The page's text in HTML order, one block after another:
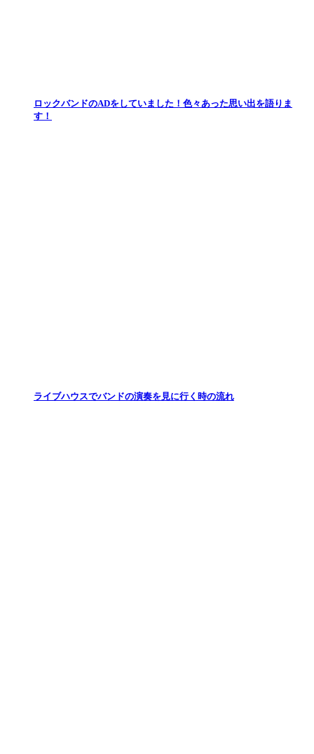
ロックバンドのADをしていました！色々あった思い出を語りま
す！
ライブハウスでバンドの演奏を見に行く時の流れ